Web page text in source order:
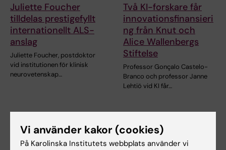
Juliette Foucher
tilldelas prestigefyllt
internationellt ALS-
anslag
Juliette Foucher, postdoktor
vid institutionen för klinisk
neurovetenskap…
Två KI-forskare får
innovationsfinansieri
ng från Knut och
Alice Wallenbergs
Stiftelse
Professor Gonçalo Castelo-
Branco och professor Janne
Lehtiö vid KI får…
Vi använder kakor (cookies)
På Karolinska Institutets webbplats använder vi